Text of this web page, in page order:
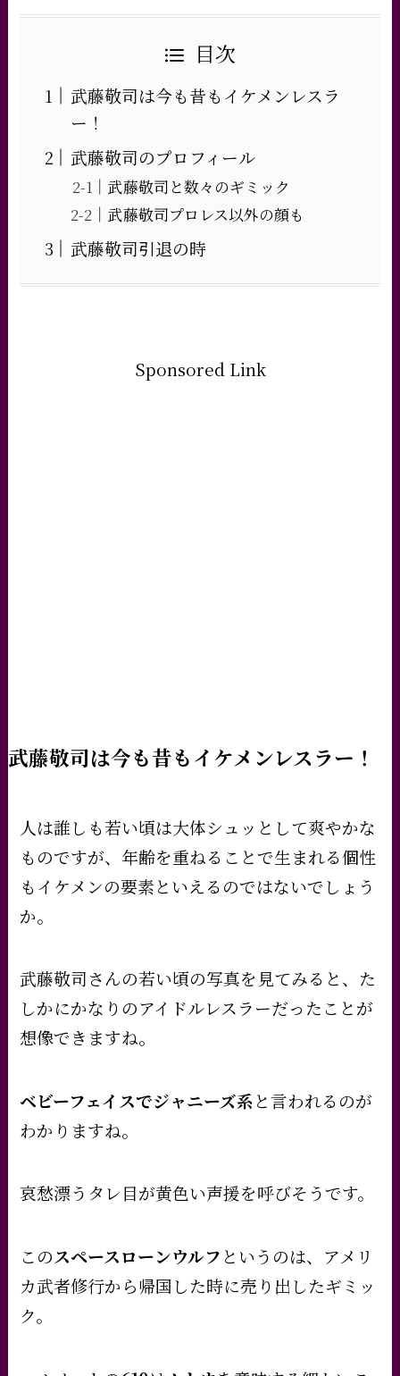
目次
武藤敬司は今も昔もイケメンレスラ
ー！
武藤敬司のプロフィール
武藤敬司と数々のギミック
武藤敬司プロレス以外の顔も
武藤敬司引退の時
Sponsored Link
武藤敬司は今も昔もイケメンレスラー！
人は誰しも若い頃は大体シュッとして爽やかな
ものですが、年齢を重ねることで生まれる個性
もイケメンの要素といえるのではないでしょう
か。
武藤敬司さんの若い頃の写真を見てみると、た
しかにかなりのアイドルレスラーだったことが
想像できますね。
ベビーフェイスでジャニーズ系と言われるのが
わかりますね。
哀愁漂うタレ目が黄色い声援を呼びそうです。
このスペースローンウルフ というのは、アメリ
カ武者修行から帰国した時に売り出したギミッ
ク。